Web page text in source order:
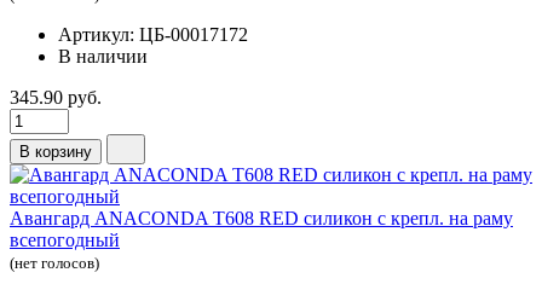
Артикул: ЦБ-00017172
В наличии
345.90 руб.
В корзину
Авангард ANACONDA Т608 RED силикон с крепл. на раму
всепогодный
(нет голосов)